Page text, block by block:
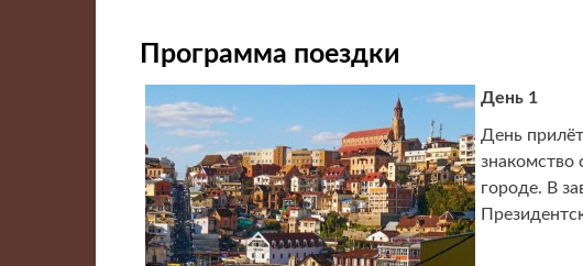
Программа поездки
День 1
День
знакомство
городе. В